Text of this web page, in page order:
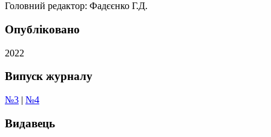
Головний редактор: Фадєєнко Г.Д.
Опубліковано
2022
Випуск журналу
№3 | №4
Видавець